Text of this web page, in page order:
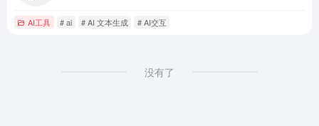
AI工具 # ai # AI 文本生成 # AI交互
没有了